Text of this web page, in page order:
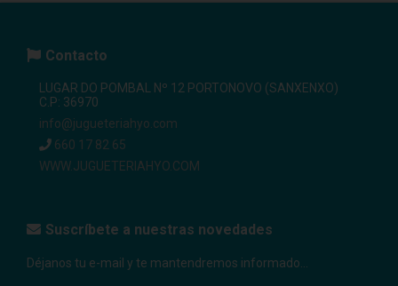
Contacto
LUGAR DO POMBAL Nº 12 PORTONOVO (SANXENXO)
C.P: 36970
info@jugueteriahyo.com
660 17 82 65
WWW.JUGUETERIAHYO.COM
Suscríbete a nuestras novedades
Déjanos tu e-mail y te mantendremos informado...